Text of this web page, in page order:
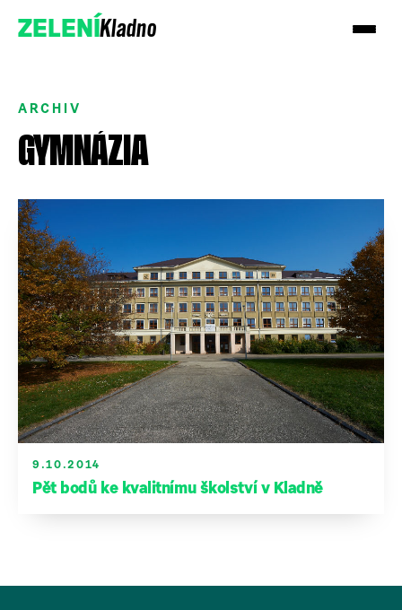
ZELENÍKladno
Přidejte se k nám
Podpořte nás darem
ARCHIV
GYMNÁZIA
9.10.2014
Pět bodů ke kvalitnímu školství v Kladně